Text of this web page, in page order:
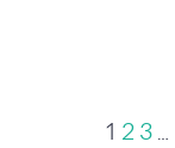
1 2 3 …